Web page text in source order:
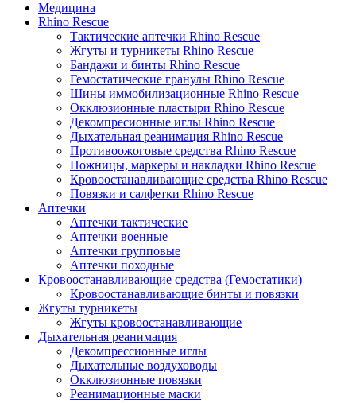
Медицина
Rhino Rescue
Тактические аптечки Rhino Rescue
Жгуты и турникеты Rhino Rescue
Бандажи и бинты Rhino Rescue
Гемостатические гранулы Rhino Rescue
Шины иммобилизационные Rhino Rescue
Окклюзионные пластыри Rhino Rescue
Декомпресионные иглы Rhino Rescue
Дыхательная реанимация Rhino Rescue
Противоожоговые средства Rhino Rescue
Ножницы, маркеры и накладки Rhino Rescue
Кровоостанавливающие средства Rhino Rescue
Повязки и салфетки Rhino Rescue
Аптечки
Аптечки тактические
Аптечки военные
Аптечки групповые
Аптечки походные
Кровоостанавливающие средства (Гемостатики)
Кровоостанавливающие бинты и повязки
Жгуты турникеты
Жгуты кровоостанавливающие
Дыхательная реанимация
Декомпрессионные иглы
Дыхательные воздуховоды
Окклюзионные повязки
Реанимационные маски